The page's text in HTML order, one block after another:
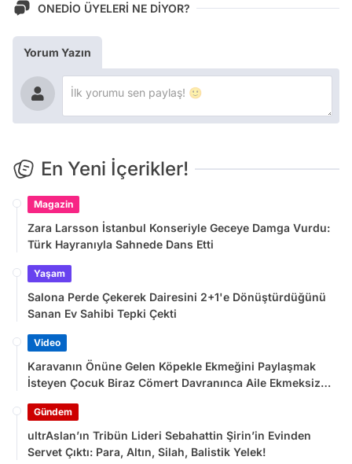
ONEDİO ÜYELERİ NE DİYOR?
Yorum Yazın
En Yeni İçerikler!
Magazin
Zara Larsson İstanbul Konseriyle Geceye Damga Vurdu:
Türk Hayranıyla Sahnede Dans Etti
Yaşam
Salona Perde Çekerek Dairesini 2+1'e Dönüştürdüğünü
Sanan Ev Sahibi Tepki Çekti
Video
Karavanın Önüne Gelen Köpekle Ekmeğini Paylaşmak
İsteyen Çocuk Biraz Cömert Davranınca Aile Ekmeksiz
Gündem
ultrAslan’ın Tribün Lideri Sebahattin Şirin’in Evinden
Servet Çıktı: Para, Altın, Silah, Balistik Yelek!